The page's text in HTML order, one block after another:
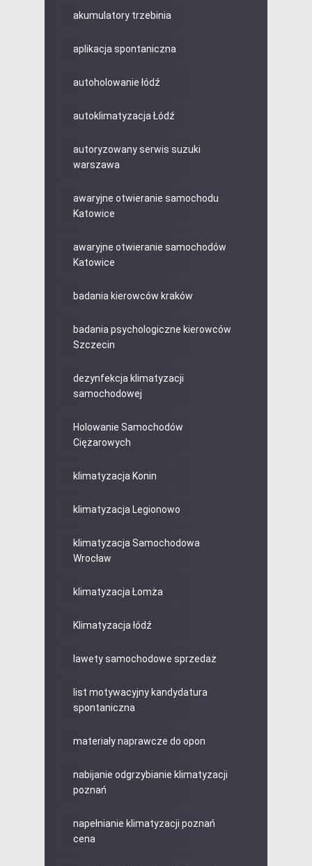
akumulatory trzebinia
aplikacja spontaniczna
autoholowanie łódź
autoklimatyzacja Łódź
autoryzowany serwis suzuki
warszawa
awaryjne otwieranie samochodu
Katowice
awaryjne otwieranie samochodów
Katowice
badania kierowców kraków
badania psychologiczne kierowców
Szczecin
dezynfekcja klimatyzacji
samochodowej
Holowanie Samochodów
Ciężarowych
klimatyzacja Konin
klimatyzacja Legionowo
klimatyzacja Samochodowa
Wrocław
klimatyzacja Łomża
Klimatyzacja łódź
lawety samochodowe sprzedaż
list motywacyjny kandydatura
spontaniczna
materiały naprawcze do opon
nabijanie odgrzybianie klimatyzacji
poznań
napełnianie klimatyzacji poznań
cena